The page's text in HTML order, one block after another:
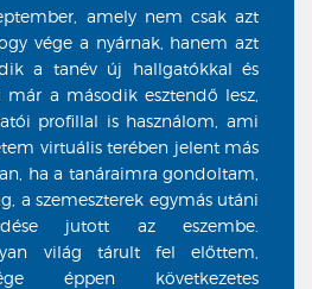
amely nem csak azt
vége a nyárnak, hanem azt
a tanév új hallgatókkal és
már a második esztendő lesz,
profillal is használom, ami
virtuális terében jelent más
ha a tanáraimra gondoltam,
a szemeszterek egymás utáni
jutott az eszembe.
világ tárult fel előttem,
éppen következetes